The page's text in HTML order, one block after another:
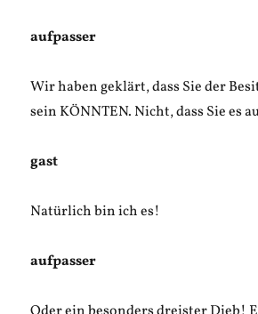
aufpasser
Wir haben geklärt, dass Sie der
sein KÖNNTEN. Nicht, dass Sie es
gast
Natürlich bin ich es!
aufpasser